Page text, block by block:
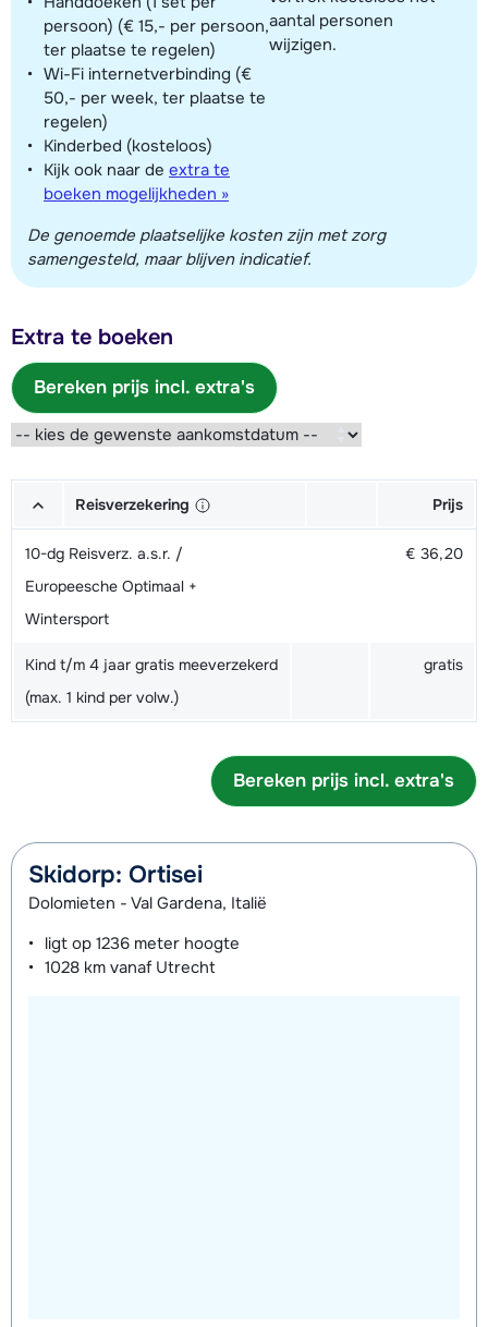
persoon) (€ 15,- per persoon,
ter plaatse te regelen)
Wi-Fi internetverbinding (€
50,- per week, ter plaatse te
regelen)
Kinderbed (kosteloos)
Kijk ook naar de extra te
boeken mogelijkheden »
aantal personen
wijzigen.
De genoemde plaatselijke kosten zijn met zorg
samengesteld, maar blijven indicatief.
Extra te boeken
Bereken prijs incl. extra's
Reisverzekering Prijs
10-dg Reisverz. a.s.r. /
Europeesche Optimaal +
Wintersport
€ 36,20
Kind t/m 4 jaar gratis meeverzekerd
(max. 1 kind per volw.)
gratis
Bereken prijs incl. extra's
Skidorp: Ortisei
Dolomieten - Val Gardena, Italië
ligt op 1236 meter hoogte
1028 km vanaf Utrecht